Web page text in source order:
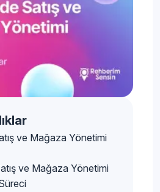
ve Mağaza Yönetimi
ve Mağaza Yönetimi